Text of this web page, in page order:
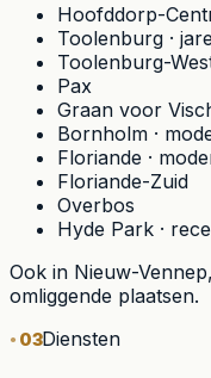
Hoofddorp-
Toolenburg ·
Toolenburg-
Pax
Graan voor
Bornholm ·
Floriande ·
Floriande-Zuid
Overbos
Hyde Park ·
Ook in Nieuw-
omliggende plaatsen.
03Diensten